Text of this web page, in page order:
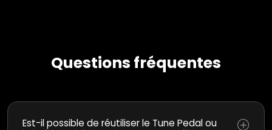
Questions fréquentes
Est-il possible de réutiliser le Tune Pedal ou